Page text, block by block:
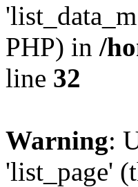
PHP) in /
line 32
Warning:
'list_page'